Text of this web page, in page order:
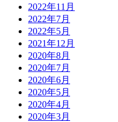
2022年11月
2022年7月
2022年5月
2021年12月
2020年8月
2020年7月
2020年6月
2020年5月
2020年4月
2020年3月